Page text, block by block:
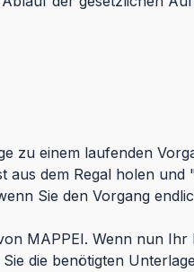
zu einem laufenden
dem Regal holen
Sie den Vorgang
MAPPEI. Wenn nun
die benötigten